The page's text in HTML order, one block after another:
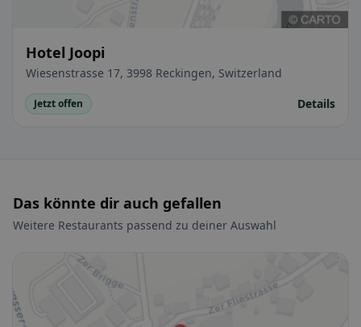
Hotel Joopi
Wiesenstrasse 17, 3998 Reckingen, Switzerland
Jetzt offen Details
Das könnte dir auch gefallen
Weitere Restaurants passend zu deiner Auswahl